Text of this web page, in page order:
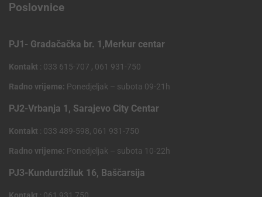
Poslovnice
PJ1- Gradačačka br. 1,Merkur centar
Kontakt : 033 615-707 , 061 931-750
Radno vrijeme: Ponedjeljak – subota 09-21h
PJ2-Vrbanja 1, Sarajevo City Centar
Kontakt : 033 489-598, 061 931-750
Radno vrijeme: Ponedjeljak – subota 10-22h
PJ3-Kundurdžiluk 16, Baščarsija